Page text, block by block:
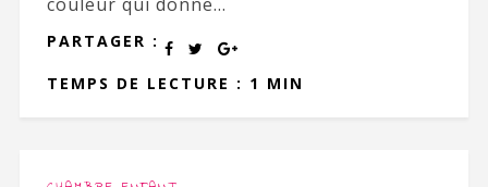
PARTAGER :
TEMPS DE LECTURE : 1 MIN